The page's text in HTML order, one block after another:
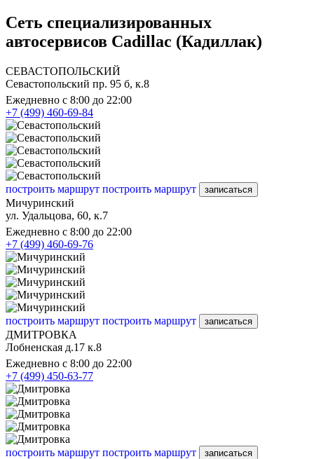
Сеть специализированных
автосервисов Cadillac (Кадиллак)
СЕВАСТОПОЛЬСКИЙ
Севастопольский пр. 95 б, к.8
Ежедневно с 8:00 до 22:00
+7 (499) 460-69-84
построить маршрут построить маршрут записаться
Мичуринский
ул. Удальцова, 60, к.7
Ежедневно с 8:00 до 22:00
+7 (499) 460-69-76
построить маршрут построить маршрут записаться
ДМИТРОВКА
Лобненская д.17 к.8
Ежедневно с 8:00 до 22:00
+7 (499) 450-63-77
построить маршрут построить маршрут записаться